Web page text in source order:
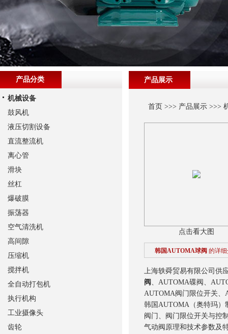
产品展示
首页 >>> 产品展示>>>
点击看大图
韩国AUTOMA球阀 的详
上海轶舜贸易有限公司供
阀 、AUTOMA碟阀、
AUTOMA阀门限位开关、
韩国AUTOMA（奥特玛）
阀门、阀门限位开关与控
气动阀原理和技术参数及
产品分类
机械设备
鼓风机
液压切割设备
直流整流机
离心管
滑块
丝杠
爆破膜
振荡器
空气清洗机
高间隙
压缩机
搅拌机
全自动打包机
执行机构
工业摄像头
齿轮